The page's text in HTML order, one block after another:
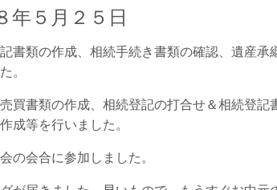
年５月２５日
書類の作成、相続手続き書類の確認、遺産
。
買書類の作成、相続登記の打合せ＆相続登記
成等を行いました。
の会合に参加しました。